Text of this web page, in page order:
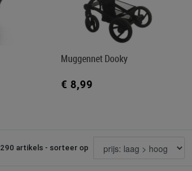
Muggennet Dooky
€ 8,99
290 artikels - sorteer op